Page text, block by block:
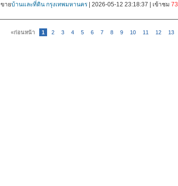
ขายบ้านและที่ดิน กรุงเทพมหานคร| 2026-05-12 23:18:37 | เข้าชม 73
«ก่อนหน้า 1 2 3 4 5 6 7 8 9 10 11 12 13